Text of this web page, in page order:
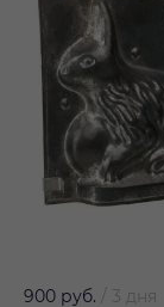
900 руб.
3 дня